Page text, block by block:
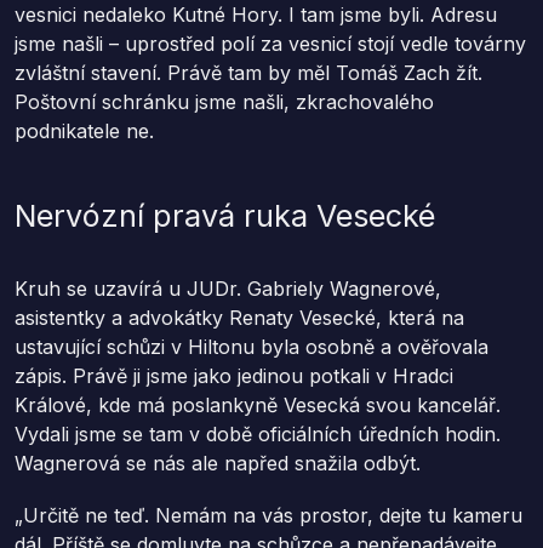
vesnici nedaleko Kutné Hory. I tam jsme byli. Adresu
jsme našli – uprostřed polí za vesnicí stojí vedle továrny
zvláštní stavení. Právě tam by měl Tomáš Zach žít.
Poštovní schránku jsme našli, zkrachovalého
podnikatele ne.
Nervózní pravá ruka Vesecké
Kruh se uzavírá u JUDr. Gabriely Wagnerové,
asistentky a advokátky Renaty Vesecké, která na
ustavující schůzi v Hiltonu byla osobně a ověřovala
zápis. Právě ji jsme jako jedinou potkali v Hradci
Králové, kde má poslankyně Vesecká svou kancelář.
Vydali jsme se tam v době oficiálních úředních hodin.
Wagnerová se nás ale napřed snažila odbýt.
„Určitě ne teď. Nemám na vás prostor, dejte tu kameru